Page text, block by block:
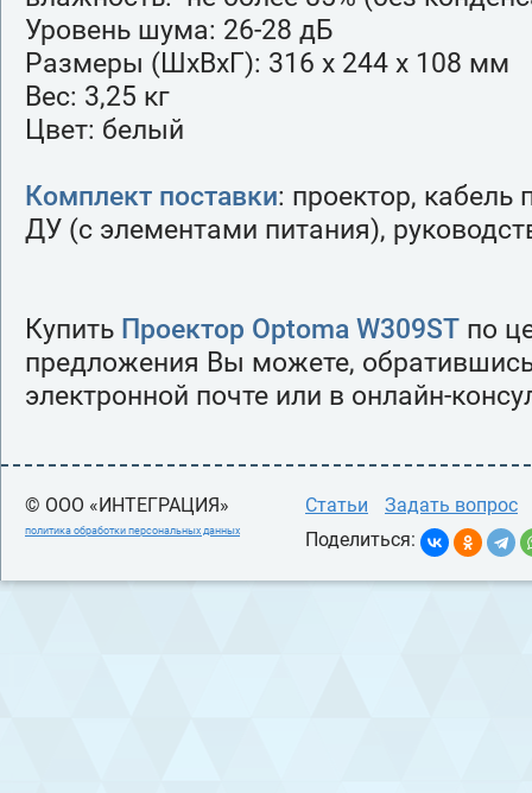
Уровень шума: 26-28 дБ
Размеры (ШхВхГ): 316 х 244 х 108 мм
Вес: 3,25 кг
Цвет: белый
Комплект поставки: проектор, кабель
ДУ (с элементами питания),
Купить Проектор Optoma W309ST по
предложения Вы можете,
электронной почте или в онлайн-
© ООО «ИНТЕГРАЦИЯ»
политика обработки персональных данных
Статьи
Задать вопрос
Поделиться: